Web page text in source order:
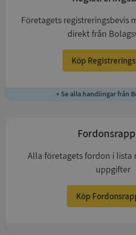
Företagets registreringsbevis
direkt från
Köp
+ Se alla handlingar från
Alla företagets fordon i lista
uppgifter
Köp